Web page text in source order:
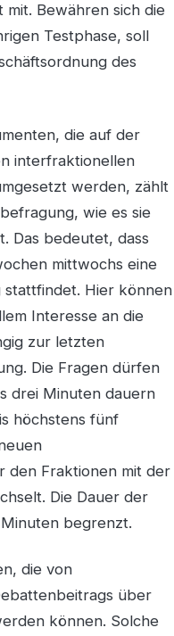
Bewähren sich die
Testphase, soll
des
die auf der
interfraktionellen
werden, zählt
wie es sie
Das bedeutet, dass
mittwochs eine
Hier können
Interesse an die
zur letzten
Die Fragen dürfen
drei Minuten dauern
höchstens fünf
den Fraktionen mit der
Die Dauer der
begrenzt.
die von
über
können. Solche